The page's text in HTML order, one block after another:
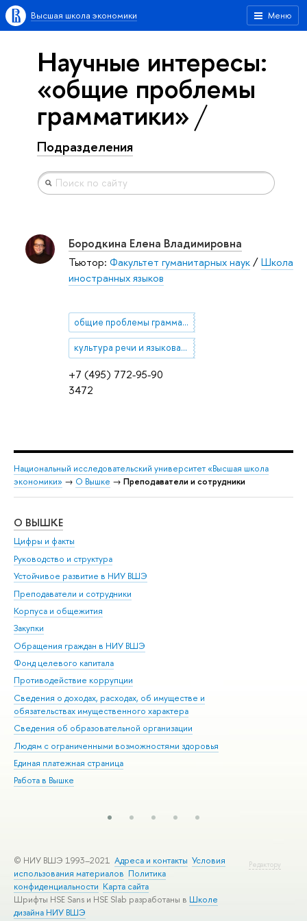
Меню
Высшая школа экономики
Научные интересы:
«общие проблемы
грамматики»
Подразделения
+7 (495) 772-95-90
3472
Бородкина Елена Владимировна
Тьютор: Факультет гуманитарных наук/Школа
иностранных языков
общие проблемы грамматики
культура речи и языковая норма
Национальный исследовательский университет «Высшая школа
экономики» → О Вышке → Преподаватели и сотрудники
О ВЫШКЕ
Цифры и факты
Руководство и структура
Устойчивое развитие в НИУ ВШЭ
Преподаватели и сотрудники
Корпуса и общежития
Закупки
Обращения граждан в НИУ ВШЭ
Фонд целевого капитала
Противодействие коррупции
Сведения о доходах, расходах, об имуществе и
обязательствах имущественного характера
Сведения об образовательной организации
Людям с ограниченными возможностями здоровья
Единая платежная страница
Работа в Вышке
Редактору
© НИУ ВШЭ 1993–2021 Адреса и контакты Условия
использования материалов Политика
конфиденциальности Карта сайта
Шрифты HSE Sans и HSE Slab разработаны в Школе
дизайна НИУ ВШЭ